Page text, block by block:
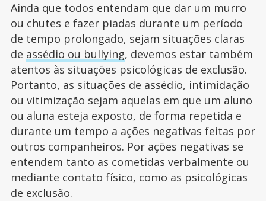
Ainda que todos entendam que dar um murro
ou chutes e fazer piadas durante um período
de tempo prolongado, sejam situações claras
de assédio ou bullying, devemos estar também
atentos às situações psicológicas de exclusão.
Portanto, as situações de assédio, intimidação
ou vitimização sejam aquelas em que um aluno
ou aluna esteja exposto, de forma repetida e
durante um tempo a ações negativas feitas por
outros companheiros. Por ações negativas se
entendem tanto as cometidas verbalmente ou
mediante contato físico, como as psicológicas
de exclusão.